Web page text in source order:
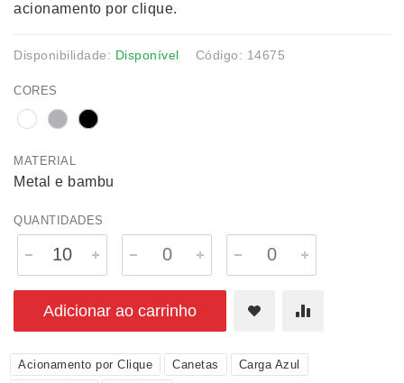
acionamento por clique.
Disponibilidade: Disponível Código: 14675
CORES
MATERIAL
Metal e bambu
QUANTIDADES
Adicionar ao carrinho
Acionamento por Clique Canetas
Carga Azul